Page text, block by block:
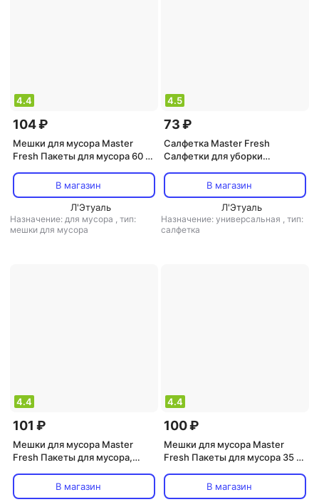
4.4
104 ₽
Мешки для мусора Master
Fresh Пакеты для мусора 60 л,
В магазин
Л'Этуаль
Назначение: для мусора , тип:
мешки для мусора
4.5
73 ₽
Салфетка Master Fresh
Салфетки для уборки
В магазин
Л'Этуаль
Назначение: универсальная , тип:
салфетка
4.4
101 ₽
Мешки для мусора Master
Fresh Пакеты для мусора,
35 л, 30 штукВ магазин
4.4
100 ₽
Мешки для мусора Master
Fresh Пакеты для мусора 35 л,
В магазин